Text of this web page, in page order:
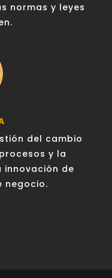
normas y leyes
del cambio
y la
de
negocio.